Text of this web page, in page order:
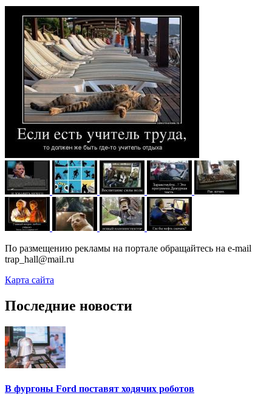
По размещению рекламы на портале обращайтесь на e-mail
trap_hall@mail.ru
Карта сайта
Последние новости
В фургоны Ford поставят ходячих роботов